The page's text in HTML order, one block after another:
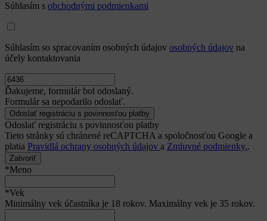
Súhlasím s obchodnými podmienkami
Súhlasím so spracovaním osobných údajov osobných údajov na
účely kontaktovania
Ďakujeme, formulár bol odoslaný.
Formulár sa nepodarilo odoslať.
Odoslať registráciu s povinnosťou platby
Tieto stránky sú chránené reCAPTCHA a spoločnosťou Google a
platia Pravidlá ochrany osobných údajov a Zmluvné podmienky..
Zatvoriť
*Meno
*Vek
Minimálny vek účastníka je 18 rokov. Maximálny vek je 35 rokov.